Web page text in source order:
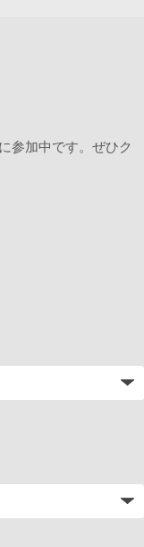
参加中です。ぜひク